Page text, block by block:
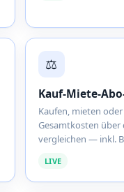
⚖️
Kauf-Miete-
Kaufen, mieten
Gesamtkosten
vergleichen — inkl.
LIVE